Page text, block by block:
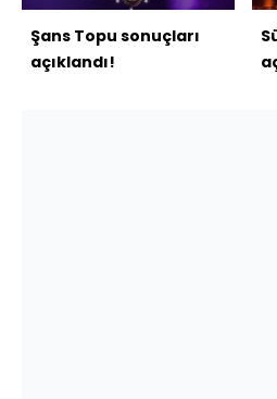
Şans Topu sonuçları
açıklandı!